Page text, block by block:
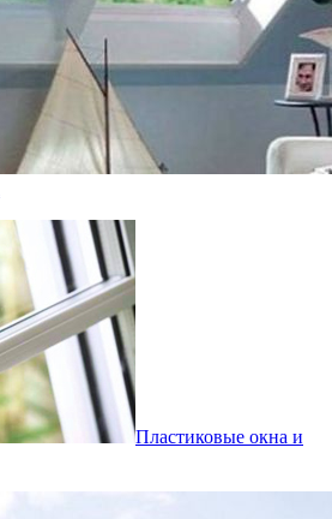
Пластиковые окна и